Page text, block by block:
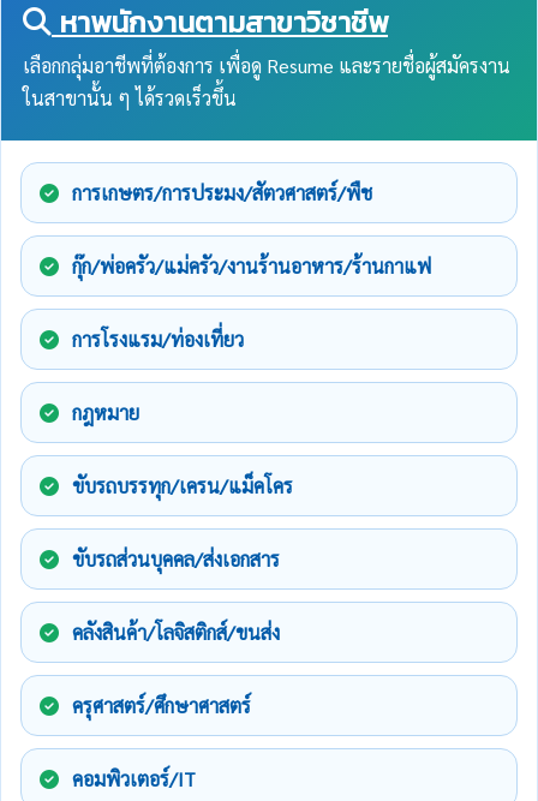
หาพนักงานตามสาขาวิชาชีพ
เลือกกลุ่มอาชีพที่ต้องการ เพื่อดู Resume และรายชื่อผู้สมัครงาน
ในสาขานั้น ๆ ได้รวดเร็วขึ้น
การเกษตร/การประมง/สัตวศาสตร์/พืช
กุ๊ก/พ่อครัว/แม่ครัว/งานร้านอาหาร/ร้านกาแฟ
การโรงแรม/ท่องเที่ยว
กฎหมาย
ขับรถบรรทุก/เครน/แม็คโคร
ขับรถส่วนบุคคล/ส่งเอกสาร
คลังสินค้า/โลจิสติกส์/ขนส่ง
ครุศาสตร์/ศึกษาศาสตร์
คอมพิวเตอร์/IT